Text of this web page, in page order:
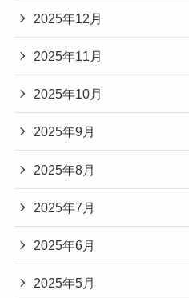
2025年12月
2025年11月
2025年10月
2025年9月
2025年8月
2025年7月
2025年6月
2025年5月